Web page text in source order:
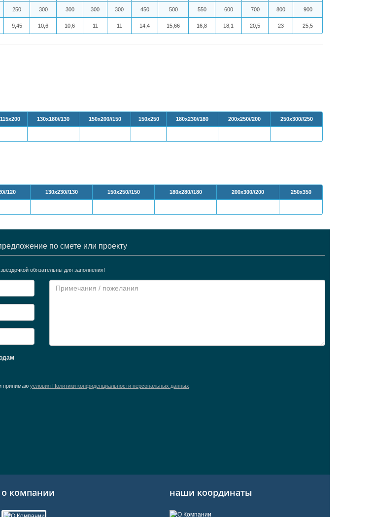
250 300 300 300 300 450 500 550 600 700 800 900
9,45 10,6 10,6 11 11 14,4 15,66 16,8 18,1 20,5 23 25,5
115х200 130х180//130 150х200//150 150х250 180х230//180 200х250//200 250х300//250
120 130х230//130 150х250//150 180х280//180 200х300//200 250х350
по смете или проекту
обязательны для заполнения!
принимаю условия Политики конфиденциальности персональных данных
о компании наши координаты